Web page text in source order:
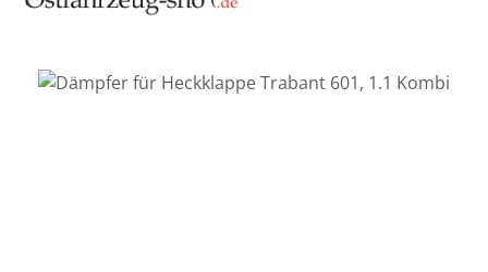
Bildergalerie überspringen